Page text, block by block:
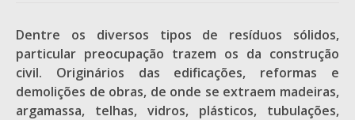
Dentre os diversos tipos de resíduos sólidos,
particular preocupação trazem os da construção
civil. Originários das edificações, reformas e
demolições de obras, de onde se extraem madeiras,
argamassa, telhas, vidros, plásticos, tubulações,